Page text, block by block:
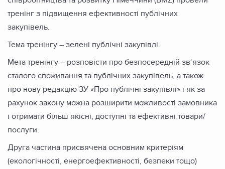
тренінг з підвищення ефективності публічних
закупівель.
Тема тренінгу – зелені публічні закупівлі.
Мета тренінгу – розповісти про безпосередній зв‘язок
сталого споживання та публічних закупівель, а також
про нову редакцію ЗУ «Про публічні закупівлі» і як за
рахунок закону можна розширити можливості замовника
і отримати більш якісні, доступні та ефективні товари/
послуги.
Друга частина присвячена основним критеріям
(екологічності, енергоефективності, безпеки тощо)